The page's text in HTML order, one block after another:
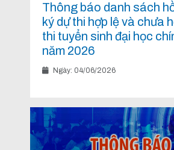
Thông báo danh sách
ký dự thi hợp lệ và chưa
thi tuyển sinh đại học
năm 2026
Ngày: 04/06/2026